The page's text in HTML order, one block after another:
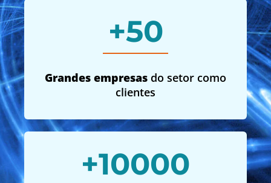
+50
Grandes empresas do setor como
clientes
+10000